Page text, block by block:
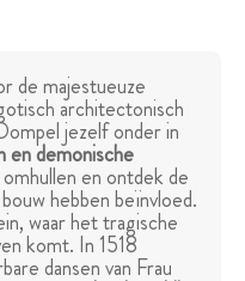
de majestueuze
architectonisch
jezelf onder in
en demonische
en ontdek de
hebben beïnvloed.
waar het tragische
komt. In 1518
dansen van Frau